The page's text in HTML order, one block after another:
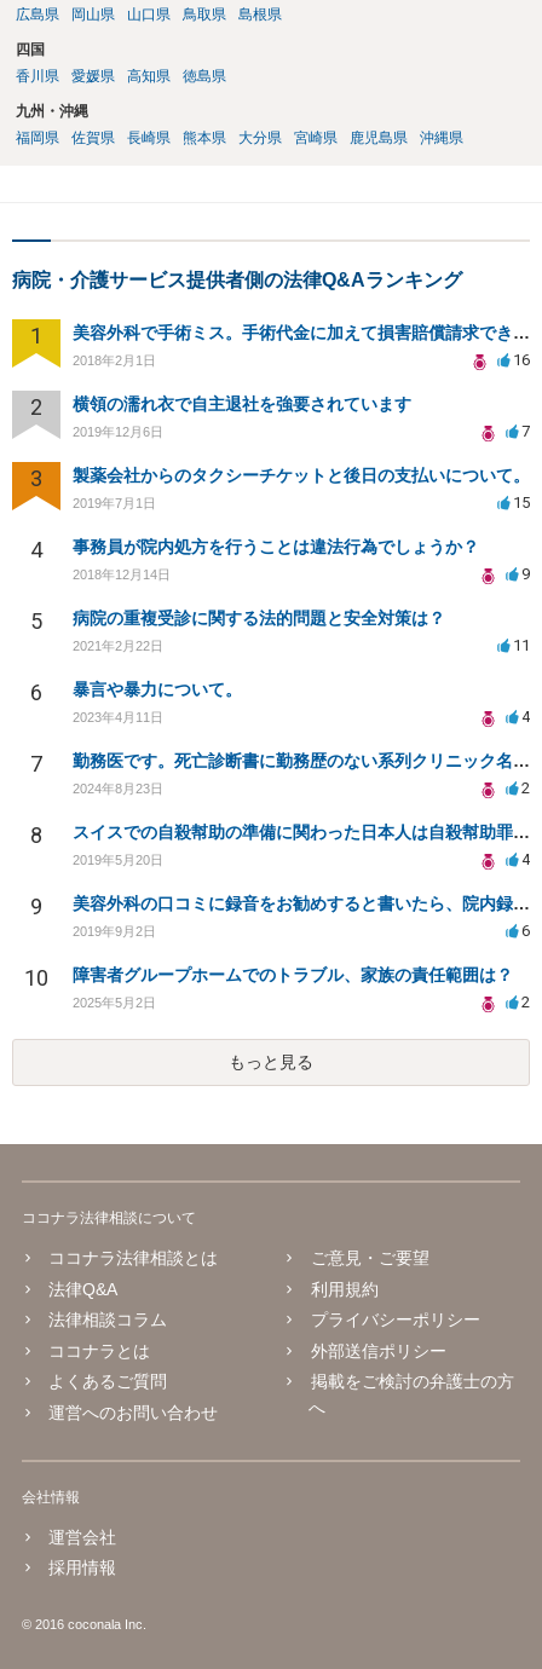
広島県
岡山県 山口県 鳥取県 島根県
四国
香川県
愛媛県 高知県 徳島県
九州・沖縄
福岡県
佐賀県 長崎県 熊本県 大分県 宮崎県 鹿児島県 沖縄県
病院・介護サービス提供者側の法律Q&Aランキング
1 美容外科で手術ミス。手術代金に加えて損害賠償請求できますか？
2018年2月1日 16
2 横領の濡れ衣で自主退社を強要されています
2019年12月6日 7
3 製薬会社からのタクシーチケットと後日の支払いについて。
2019年7月1日 15
4 事務員が院内処方を行うことは違法行為でしょうか？
2018年12月14日 9
5 病院の重複受診に関する法的問題と安全対策は？
2021年2月22日 11
6 暴言や暴力について。
2023年4月11日 4
7 勤務医です。死亡診断書に勤務歴のない系列クリニック名を書くように指示されます。違法ですか？
2024年8月23日 2
8 スイスでの自殺幇助の準備に関わった日本人は自殺幇助罪に問われるのか
2019年5月20日 4
9 美容外科の口コミに録音をお勧めすると書いたら、院内録音禁止にて修正を依頼されたが違法？
2019年9月2日 6
10 障害者グループホームでのトラブル、家族の責任範囲は？
2025年5月2日 2
もっと見る
ココナラ法律相談について
ココナラ法律相談とは
法律Q&A
法律相談コラム
ココナラとは
よくあるご質問
運営へのお問い合わせ
ご意見・ご要望
利用規約
プライバシーポリシー
外部送信ポリシー
掲載をご検討の弁護士の方
へ
会社情報
運営会社
採用情報
© 2016 coconala Inc.